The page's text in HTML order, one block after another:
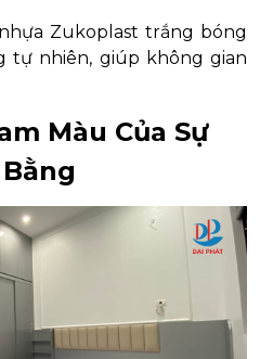
Zukoplast trắng bóng
tự nhiên, giúp không gian
Màu Của Sự